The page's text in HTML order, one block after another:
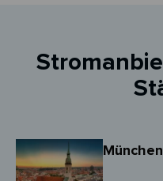
München